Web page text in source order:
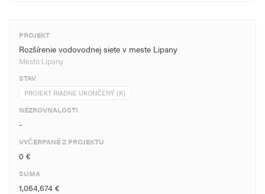
PROJEKT
Rozšírenie vodovodnej siete v meste Lipany
Mesto Lipany
STAV
PROJEKT RIADNE UKONČENÝ (K)
NEZROVNALOSTI
-
VYČERPANÉ Z PROJEKTU
0 €
SUMA
1,064,674 €